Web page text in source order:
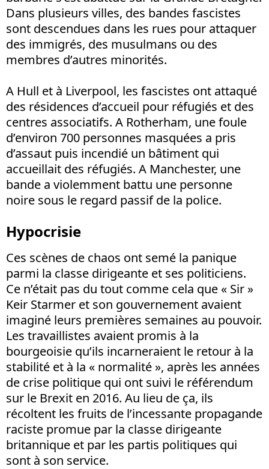
Dans plusieurs villes, des bandes fascistes
sont descendues dans les rues pour attaquer
des immigrés, des musulmans ou des
membres d’autres minorités.
A Hull et à Liverpool, les fascistes ont attaqué
des résidences d’accueil pour réfugiés et des
centres associatifs. A Rotherham, une foule
d’environ 700 personnes masquées a pris
d’assaut puis incendié un bâtiment qui
accueillait des réfugiés. A Manchester, une
bande a violemment battu une personne
noire sous le regard passif de la police.
Hypocrisie
Ces scènes de chaos ont semé la panique
parmi la classe dirigeante et ses politiciens.
Ce n’était pas du tout comme cela que « Sir »
Keir Starmer et son gouvernement avaient
imaginé leurs premières semaines au pouvoir.
Les travaillistes avaient promis à la
bourgeoisie qu’ils incarneraient le retour à la
stabilité et à la « normalité », après les années
de crise politique qui ont suivi le référendum
sur le Brexit en 2016. Au lieu de ça, ils
récoltent les fruits de l’incessante propagande
raciste promue par la classe dirigeante
britannique et par les partis politiques qui
sont à son service.